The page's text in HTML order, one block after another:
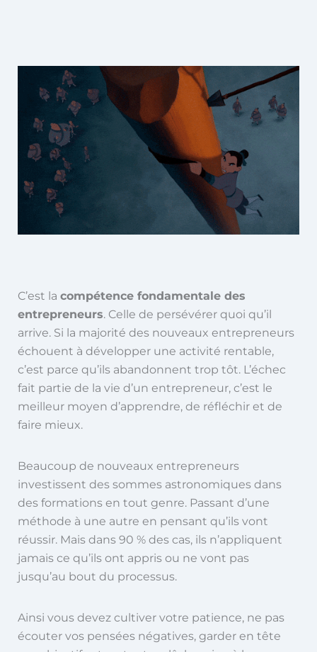
C’est la compétence fondamentale des
entrepreneurs. Celle de persévérer quoi qu’il
arrive. Si la majorité des nouveaux entrepreneurs
échouent à développer une activité rentable,
c’est parce qu’ils abandonnent trop tôt. L’échec
fait partie de la vie d’un entrepreneur, c’est le
meilleur moyen d’apprendre, de réfléchir et de
faire mieux.
Beaucoup de nouveaux entrepreneurs
investissent des sommes astronomiques dans
des formations en tout genre. Passant d’une
méthode à une autre en pensant qu’ils vont
réussir. Mais dans 90 % des cas, ils n’appliquent
jamais ce qu’ils ont appris ou ne vont pas
jusqu’au bout du processus.
Ainsi vous devez cultiver votre patience, ne pas
écouter vos pensées négatives, garder en tête